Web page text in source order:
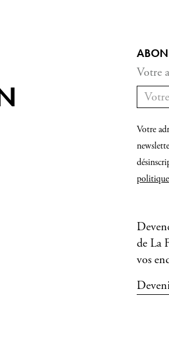
Votre
Votre
de La
vos